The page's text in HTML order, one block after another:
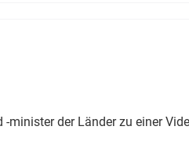
der Länder zu einer